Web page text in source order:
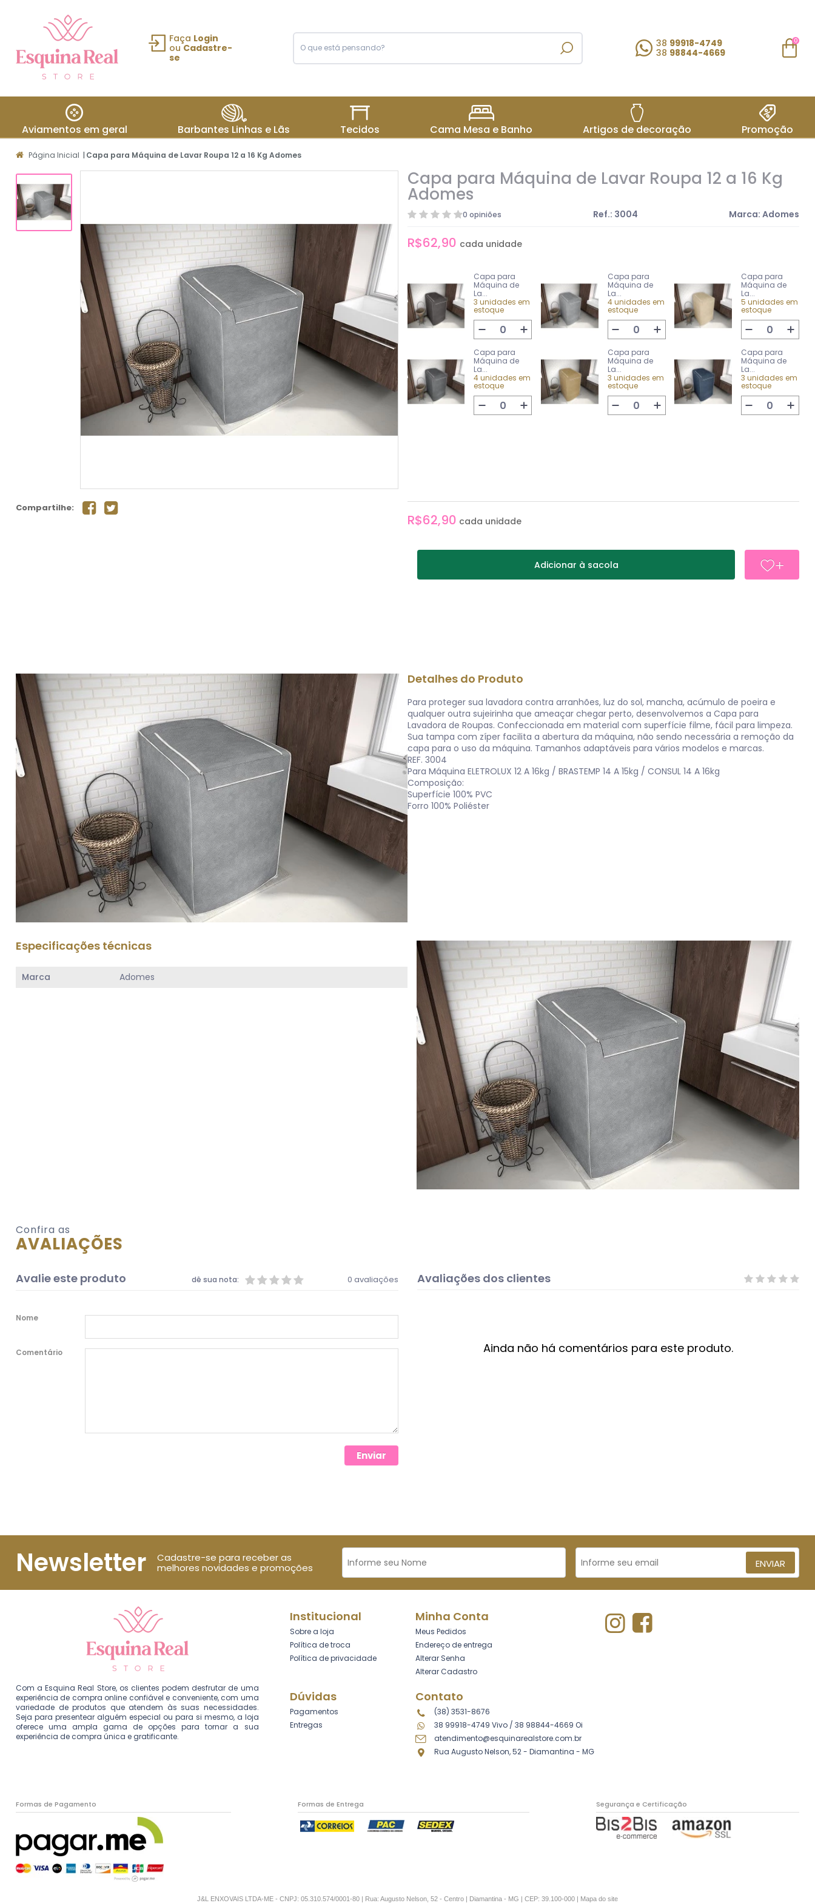
Faça Login
ou Cadastre-
se
ou Cadastre-
Meus
dados
pedidos
38 99918-4749
38 98844-4669
0
Aviamentos em geral Barbantes Linhas e Lãs Tecidos Cama Mesa e Banho Artigos de decoração Promoção
Página Inicial | Capa para Máquina de Lavar Roupa 12 a 16 Kg Adomes
Compartilhe:
Capa para Máquina de Lavar Roupa 12 a 16 Kg
Adomes
0 opiniões Ref.: 3004 Marca: Adomes
R$62,90 cada unidade
Capa para
Máquina de
La...
3 unidades em
estoque
Capa para
Máquina de
La...
4 unidades em
estoque
Capa para
Máquina de
La...
5 unidades em
estoque
Capa para
Máquina de
La...
4 unidades em
estoque
Capa para
Máquina de
La...
3 unidades em
estoque
Capa para
Máquina de
La...
3 unidades em
estoque
R$62,90 cada unidade
Adicionar à sacola
Detalhes do Produto
Para proteger sua lavadora contra arranhões, luz do sol, mancha, acúmulo de poeira e
qualquer outra sujeirinha que ameaçar chegar perto, desenvolvemos a Capa para
Lavadora de Roupas. Confeccionada em material com superfície filme, fácil para limpeza.
Sua tampa com zíper facilita a abertura da máquina, não sendo necessária a remoção da
capa para o uso da máquina. Tamanhos adaptáveis para vários modelos e marcas.
REF. 3004
Para Máquina ELETROLUX 12 A 16kg / BRASTEMP 14 A 15kg / CONSUL 14 A 16kg
Composição:
Superfície 100% PVC
Forro 100% Poliéster
Especificações técnicas
Marca Adomes
Confira as
AVALIAÇÕES
Avalie este produto 0 avaliações
dê sua nota:
Nome
Comentário
Enviar
Avaliações dos clientes
Ainda não há comentários para este produto.
Newsletter
Cadastre-se para receber as
melhores novidades e promoções
ENVIAR
Com a Esquina Real Store, os clientes podem desfrutar de uma
experiência de compra online confiável e conveniente, com uma
variedade de produtos que atendem às suas necessidades.
Seja para presentear alguém especial ou para si mesmo, a loja
oferece uma ampla gama de opções para tornar a sua
experiência de compra única e gratificante.
Institucional
Sobre a loja
Política de troca
Política de privacidade
Minha Conta
Meus Pedidos
Endereço de entrega
Alterar Senha
Alterar Cadastro
Dúvidas
Pagamentos
Entregas
Contato
(38) 3531-8676
38 99918-4749 Vivo/ 38 98844-4669 Oi
atendimento@esquinarealstore.com.br
Rua Augusto Nelson, 52 - Diamantina - MG
Formas de Pagamento Formas de Entrega Segurança e Certificação
J&L ENXOVAIS LTDA-ME - CNPJ: 05.310.574/0001-80 | Rua: Augusto Nelson, 52 - Centro | Diamantina - MG | CEP: 39.100-000 | Mapa do site